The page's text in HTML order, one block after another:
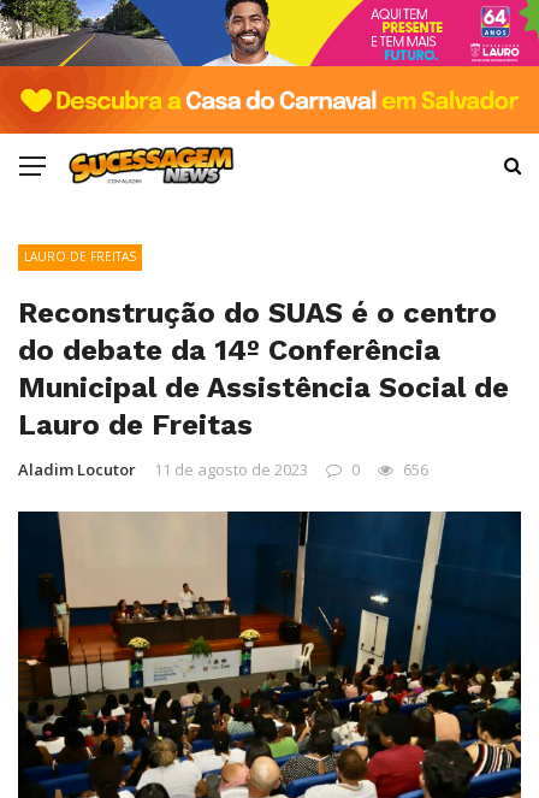
LAURO DE FREITAS
Reconstrução do SUAS é o centro
do debate da 14º Conferência
Municipal de Assistência Social de
Lauro de Freitas
Aladim Locutor 11 de agosto de 2023 0 656